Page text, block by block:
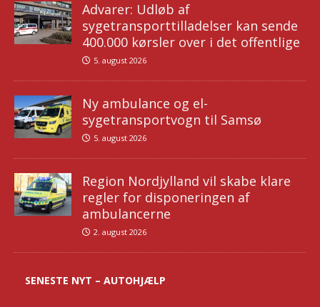
Advarer: Udløb af
sygetransporttilladelser kan sende
400.000 kørsler over i det offentlige
5. august 2026
Ny ambulance og el-
sygetransportvogn til Samsø
5. august 2026
Region Nordjylland vil skabe klare
regler for disponeringen af
ambulancerne
2. august 2026
SENESTE NYT – AUTOHJÆLP